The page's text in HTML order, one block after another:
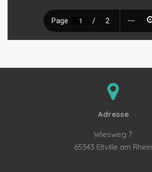
Adresse
Wiesweg 7
65343 Eltville am Rhein